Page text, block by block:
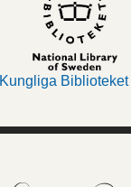
Kungliga Biblioteket